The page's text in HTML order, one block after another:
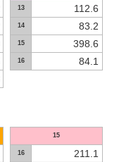
13 112.6
14 83.2
15 398.6
16 84.1
15
16 211.1